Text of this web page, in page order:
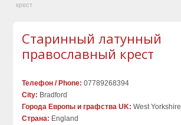
крест
Старинный латунный
православный крест
Телефон / Phone: 07789268394
City: Bradford
Города Европы и графства UK: West Yorkshire
Страна: England